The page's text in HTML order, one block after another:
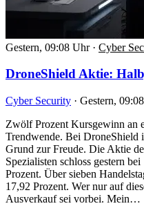
Gestern, 09:08 Uhr · Cyber
DroneShield Aktie:
Cyber Security · Gestern,
Zwölf Prozent Kursgewinn an
Trendwende. Bei DroneShield
Grund zur Freude. Die Aktie
Spezialisten schloss gestern
Prozent. Über sieben
17,92 Prozent. Wer nur auf
Ausverkauf sei vorbei. Mein…